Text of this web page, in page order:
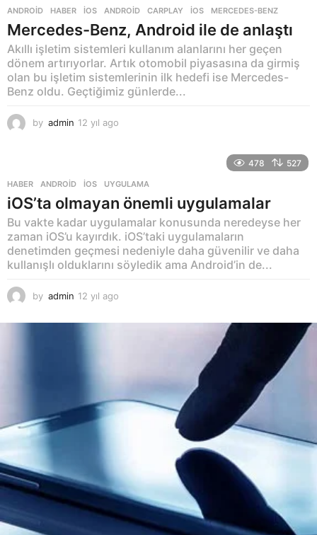
ANDROID ,HABER ,İOS ANDROID ,CARPLAY ,IOS ,MERCEDES-BENZ
Mercedes-Benz, Android ile de anlaştı
Akıllı işletim sistemleri kullanım alanlarını her geçen
dönem artırıyorlar. Artık otomobil piyasasına da girmiş
olan bu işletim sistemlerinin ilk hedefi ise Mercedes-
Benz oldu. Geçtiğimiz günlerde...
by admin 12 yıl ago
a
g
o
478 527
HABER ANDROID ,IOS ,UYGULAMA
iOS’ta olmayan önemli uygulamalar
Bu vakte kadar uygulamalar konusunda neredeyse her
zaman iOS’u kayırdık. iOS’taki uygulamaların
denetimden geçmesi nedeniyle daha güvenilir ve daha
kullanışlı olduklarını söyledik ama Android’in de...
by admin 12 yıl ago
y